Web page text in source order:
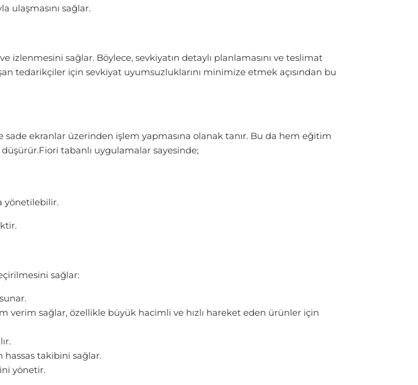
ulaşmasını sağlar.
sağlar. Böylece, sevkiyatın detaylı planlamasını ve teslimat
tedarikçiler için sevkiyat uyumsuzluklarını minimize etmek açısından bu
sade ekranlar üzerinden işlem yapmasına olanak tanır. Bu da hem eğitim
tabanlı uygulamalar sayesinde;
yönetilebilir.
sağlar:
verim sağlar, özellikle büyük hacimli ve hızlı hareket eden ürünler için
hassas takibini sağlar.
yönetir.